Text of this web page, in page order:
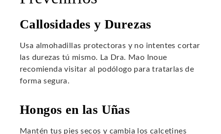
Callosidades y Durezas
Usa almohadillas protectoras y no intentes cortar
las durezas tú mismo. La Dra. Mao Inoue
recomienda visitar al podólogo para tratarlas de
forma segura.
Hongos en las Uñas
Mantén tus pies secos y cambia los calcetines